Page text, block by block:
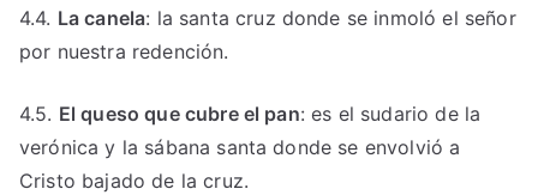
4.4. La canela: la santa cruz donde se inmoló el señor
por nuestra redención.
4.5. El queso que cubre el pan: es el sudario de la
verónica y la sábana santa donde se envolvió a
Cristo bajado de la cruz.